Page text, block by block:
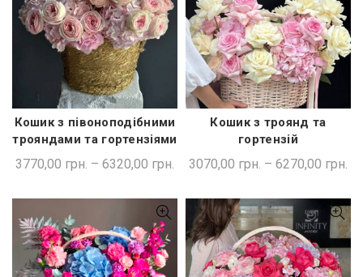
ШВИДКА ПОКУПКА
Кошик з півоноподібними
трояндами та гортензіями
3770,00 грн. – 6320,00 грн.
ШВИДКА ПОКУПКА
Кошик з троянд та
гортензій
3070,00 грн. – 6270,00 грн.